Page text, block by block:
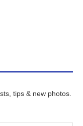
tips & new photos.